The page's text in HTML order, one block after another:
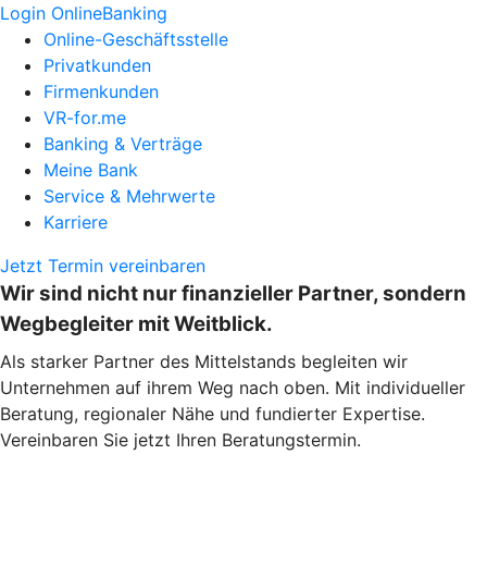
Login OnlineBanking
Online-Geschäftsstelle
Privatkunden
Firmenkunden
VR-for.me
Banking & Verträge
Meine Bank
Service & Mehrwerte
Karriere
Jetzt Termin vereinbaren
Wir sind nicht nur finanzieller Partner, sondern
Wegbegleiter mit Weitblick.
Als starker Partner des Mittelstands begleiten wir
Unternehmen auf ihrem Weg nach oben. Mit individueller
Beratung, regionaler Nähe und fundierter Expertise.
Vereinbaren Sie jetzt Ihren Beratungstermin.